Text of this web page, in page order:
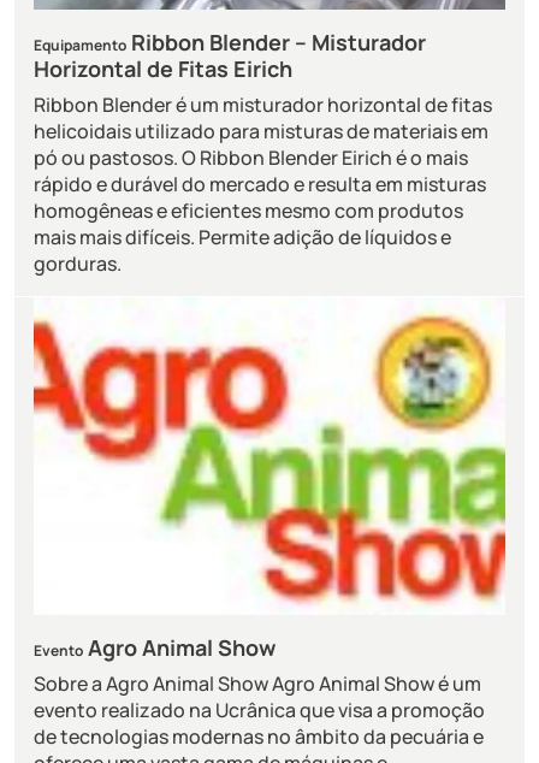
Equipamento Ribbon Blender – Misturador
Horizontal de Fitas Eirich
Ribbon Blender é um misturador horizontal de fitas
helicoidais utilizado para misturas de materiais em
pó ou pastosos. O Ribbon Blender Eirich é o mais
rápido e durável do mercado e resulta em misturas
homogêneas e eficientes mesmo com produtos
mais mais difíceis. Permite adição de líquidos e
gorduras.
Evento Agro Animal Show
Sobre a Agro Animal Show Agro Animal Show é um
evento realizado na Ucrânica que visa a promoção
de tecnologias modernas no âmbito da pecuária e